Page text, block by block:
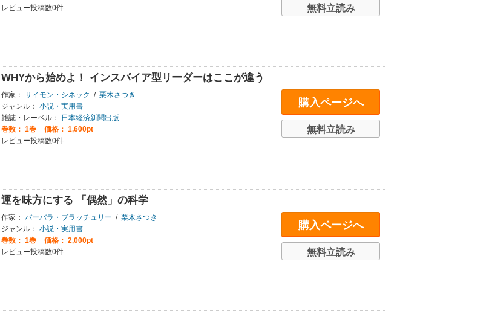
レビュー投稿数0件
無料立読み
WHYから始めよ！ インスパイア型リーダーはここが違う
作家： サイモン・シネック / 栗木さつき
ジャンル： 小説・実用書
雑誌・レーベル：
日本経済新聞出版
巻数： 1巻
価格： 1,600pt
レビュー投稿数0件
購入ページへ
無料立読み
運を味方にする 「偶然」の科学
作家： バーバラ・ブラッチュリー / 栗木さつき
ジャンル： 小説・実用書
巻数： 1巻
価格： 2,000pt
レビュー投稿数0件
購入ページへ
無料立読み